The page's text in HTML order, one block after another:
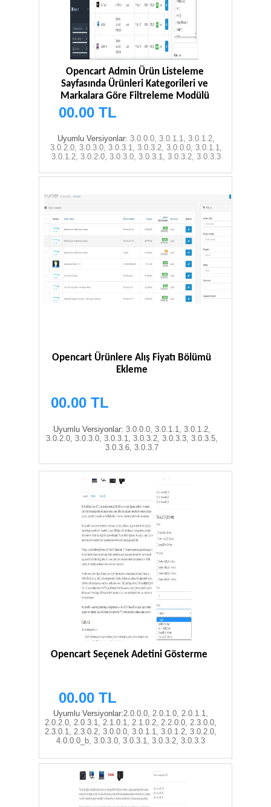
Opencart Admin Ürün Listeleme
Sayfasında Ürünleri Kategorileri ve
Markalara Göre Filtreleme Modülü
00.00 TL
Uyumlu Versiyonlar: 3.0.0.0, 3.0.1.1, 3.0.1.2,
3.0.2.0, 3.0.3.0, 3.0.3.1, 3.0.3.2, 3.0.0.0, 3.0.1.1,
3.0.1.2, 3.0.2.0, 3.0.3.0, 3.0.3.1, 3.0.3.2, 3.0.3.3
Opencart Seçenek Adetini Gösterme
00.00 TL
Uyumlu Versiyonlar:2.0.0.0, 2.0.1.0, 2.0.1.1,
2.0.2.0, 2.0.3.1, 2.1.0.1, 2.1.0.2, 2.2.0.0, 2.3.0.0,
2.3.0.1, 2.3.0.2, 3.0.0.0, 3.0.1.1, 3.0.1.2, 3.0.2.0,
4.0.0.0_b, 3.0.3.0, 3.0.3.1, 3.0.3.2, 3.0.3.3
Opencart Ürünlere Alış Fiyatı Bölümü
Ekleme
00.00 TL
Uyumlu Versiyonlar: 3.0.0.0, 3.0.1.1, 3.0.1.2,
3.0.2.0, 3.0.3.0, 3.0.3.1, 3.0.3.2, 3.0.3.3, 3.0.3.5,
3.0.3.6, 3.0.3.7